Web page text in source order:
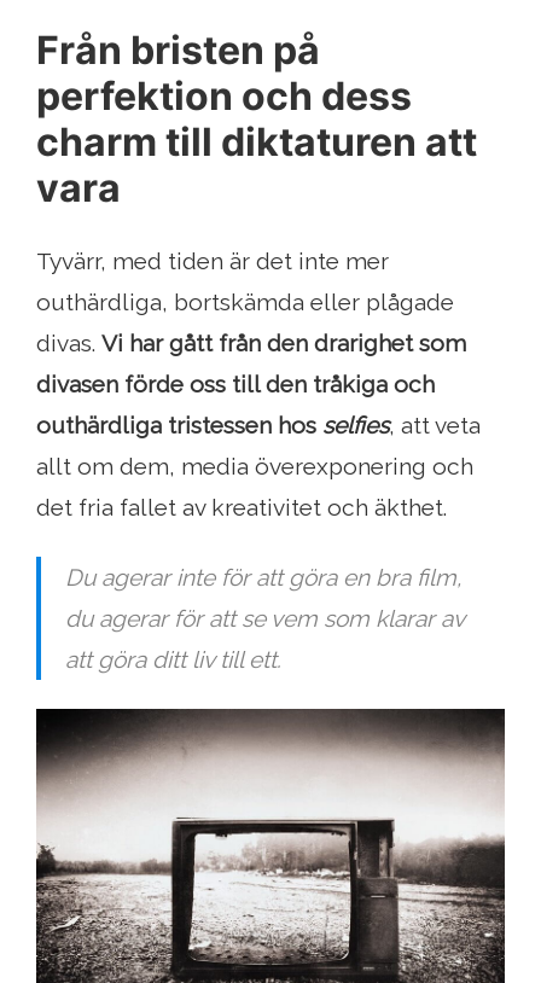
Från bristen på
perfektion och dess
charm till diktaturen att
vara
Tyvärr, med tiden är det inte mer
outhärdliga, bortskämda eller plågade
divas. Vi har gått från den drarighet som
divasen förde oss till den tråkiga och
outhärdliga tristessen hos selfies, att veta
allt om dem, media överexponering och
det fria fallet av kreativitet och äkthet.
Du agerar inte för att göra en bra film,
du agerar för att se vem som klarar av
att göra ditt liv till ett.